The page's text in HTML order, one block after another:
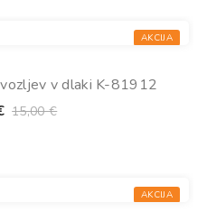
AKCIJA
v dlaki K-81912
15,00€
AKCIJA